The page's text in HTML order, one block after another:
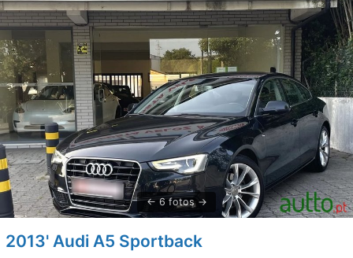
6 fotos
2013' Audi A5 Sportback